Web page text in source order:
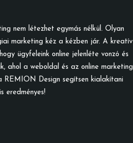
nem létezhet egymás nélkül. Olyan
marketing kéz a kézben jár. A kreatív
ügyfeleink online jelenléte vonzó és
ahol a weboldal és az online marketing
REMION Design segítsen kialakítani
eredményes!